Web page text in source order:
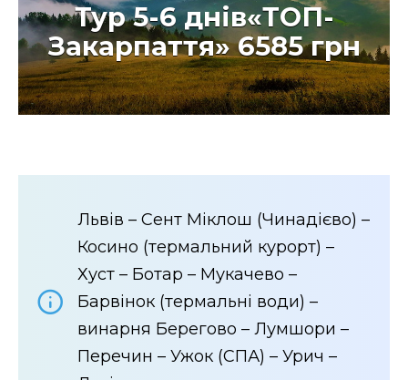
Тур 5-6 днів«ТОП-
Закарпаття» 6585 грн
Львів – Сент Міклош (Чинадієво) –
Косино (термальний курорт) –
Хуст – Ботар – Мукачево –
Барвінок (термальні води) –
винарня Берегово – Лумшори –
Перечин – Ужок (СПА) – Урич –